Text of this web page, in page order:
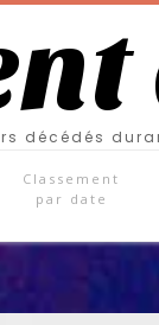
décédés
Classement
par date